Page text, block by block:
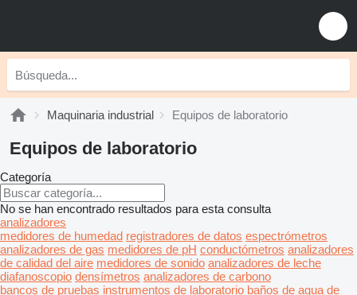
Maquinaria industrial Equipos de laboratorio
Equipos de laboratorio
Categoría
No se han encontrado resultados para esta consulta
analizadores
medidores de humedad registradores de datos espectrómetros
analizadores de gas medidores de pH conductómetros analizadores
de calidad del aire medidores de sonido analizadores de leche
diafanoscopio densímetros analizadores de carbono
bancos de pruebas instrumentos de laboratorio baños de agua de